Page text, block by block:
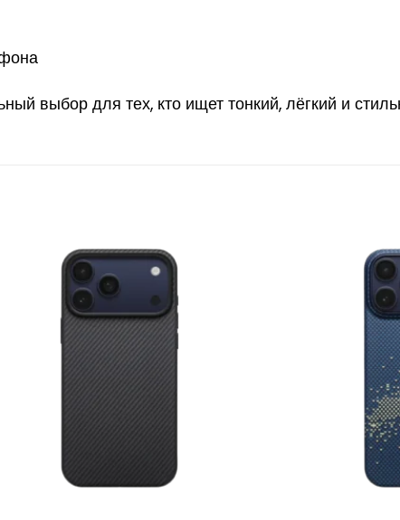
выбор для тех, кто ищет тонкий, лёгкий и